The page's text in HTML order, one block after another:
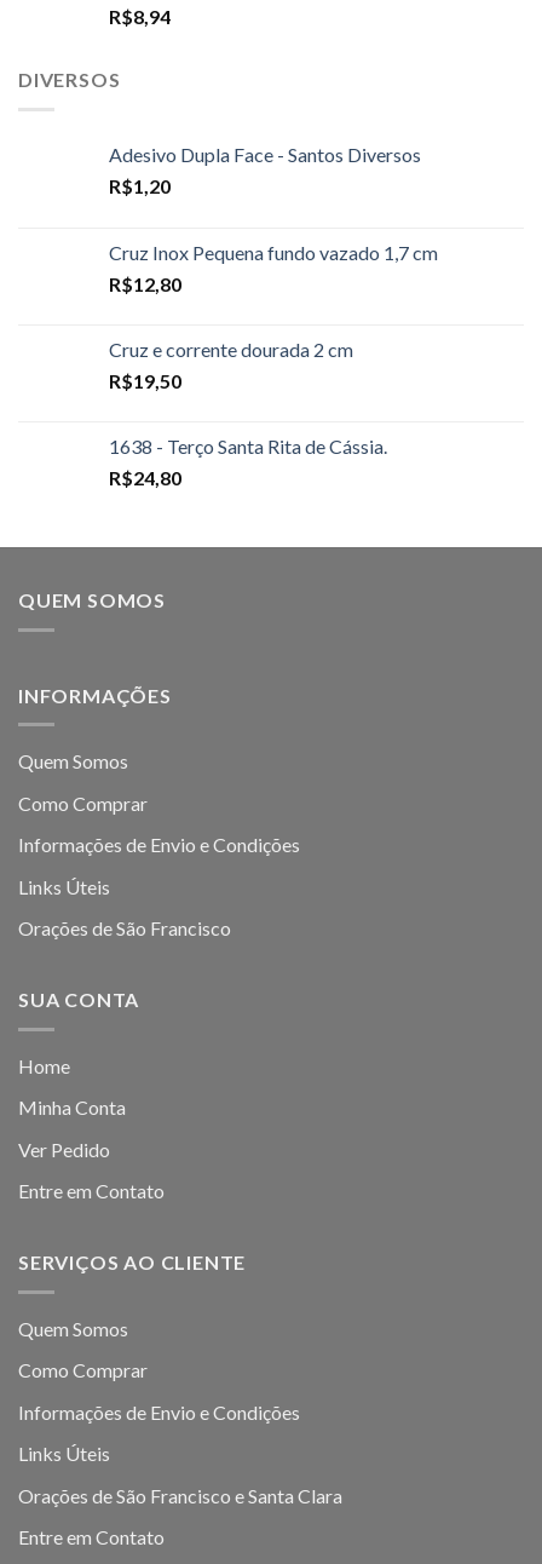
R$8,94
DIVERSOS
Adesivo Dupla Face - Santos Diversos
R$1,20
Cruz Inox Pequena fundo vazado 1,7 cm
R$12,80
Cruz e corrente dourada 2 cm
R$19,50
1638 - Terço Santa Rita de Cássia.
R$24,80
QUEM SOMOS
INFORMAÇÕES
Quem Somos
Como Comprar
Informações de Envio e Condições
Links Úteis
Orações de São Francisco
SUA CONTA
Home
Minha Conta
Ver Pedido
Entre em Contato
SERVIÇOS AO CLIENTE
Quem Somos
Como Comprar
Informações de Envio e Condições
Links Úteis
Orações de São Francisco e Santa Clara
Entre em Contato